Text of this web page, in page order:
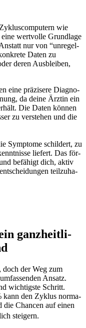
wie
wert­vol­le Grund­la­ge
nur von “unre­gel­
Daten zu
deren Aus­blei­ben,
eine prä­zi­se­re Dia­gno­
da dei­ne Ärz­tin ein
Die Daten kön­nen
zu ver­ste­hen und die
Sym­pto­me schil­dert, zu
lie­fert. Das för­
befä­higt dich, aktiv
teil­zu­ha­
ganz­heit­li­
der Weg zum
Ansatz.
wich­tigs­te Schritt.
kann den Zyklus nor­ma­
die Chan­cen auf einen
stei­gern.